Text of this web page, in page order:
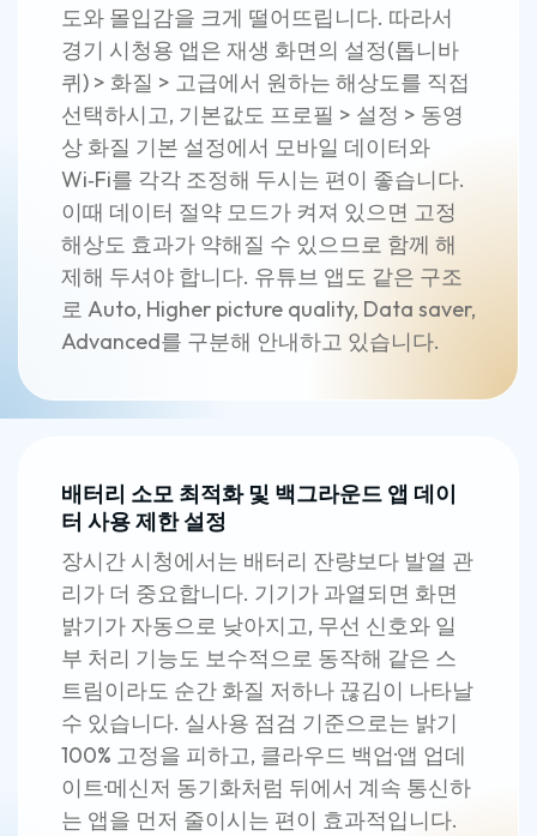
도와 몰입감을 크게 떨어뜨립니다. 따라서
경기 시청용 앱은 재생 화면의 설정(톱니바
퀴) > 화질 > 고급에서 원하는 해상도를 직접
선택하시고, 기본값도 프로필 > 설정 > 동영
상 화질 기본 설정에서 모바일 데이터와
Wi‑Fi를 각각 조정해 두시는 편이 좋습니다.
이때 데이터 절약 모드가 켜져 있으면 고정
해상도 효과가 약해질 수 있으므로 함께 해
제해 두셔야 합니다. 유튜브 앱도 같은 구조
로 Auto, Higher picture quality, Data saver,
Advanced를 구분해 안내하고 있습니다.
배터리 소모 최적화 및 백그라운드 앱 데이
터 사용 제한 설정
장시간 시청에서는 배터리 잔량보다 발열 관
리가 더 중요합니다. 기기가 과열되면 화면
밝기가 자동으로 낮아지고, 무선 신호와 일
부 처리 기능도 보수적으로 동작해 같은 스
트림이라도 순간 화질 저하나 끊김이 나타날
수 있습니다. 실사용 점검 기준으로는 밝기
100% 고정을 피하고, 클라우드 백업·앱 업데
이트·메신저 동기화처럼 뒤에서 계속 통신하
는 앱을 먼저 줄이시는 편이 효과적입니다.